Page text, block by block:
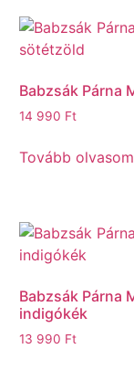
Babzsák Párna
14 990 Ft
Tovább olvasom
Babzsák Párna
indigókék
13 990 Ft